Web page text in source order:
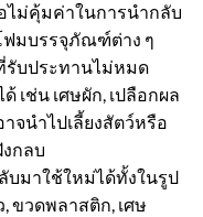
ไม่คุ้มค่าในการนำกลับ
ฟมบรรจุภัณฑ์ต่าง ๆ
รับประทานไม่หมด
เช่น เศษผัก, เปลือกผล
จนำไปเลี้ยงสัตว์หรือ
กลบ
มาใช้ใหม่ได้ทั้งในรูป
, ขวดพลาสติก, เศษ